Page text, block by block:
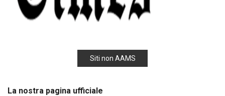
Siti non AAMS
La nostra pagina ufficiale